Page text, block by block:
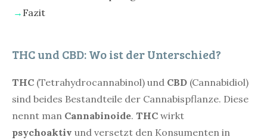
Fazit
THC und CBD: Wo ist der Unterschied?
THC (Tetrahydrocannabinol) und CBD (Cannabidiol)
sind beides Bestandteile der Cannabispflanze. Diese
nennt man Cannabinoide. THC wirkt
psychoaktiv und versetzt den Konsumenten in